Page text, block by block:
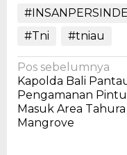
#Tni
#tniau
Navigasi
pos
Pos sebelumnya
Kapolda Bali
Pengamanan Pintu
Masuk Area Tahura
Mangrove